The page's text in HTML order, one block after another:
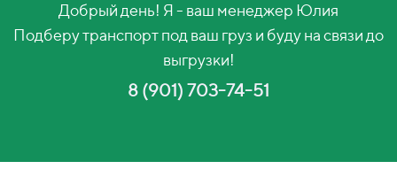
Добрый день! Я - ваш менеджер Юлия
Подберу транспорт под ваш груз и буду на связи до
выгрузки!
8 (901) 703-74-51